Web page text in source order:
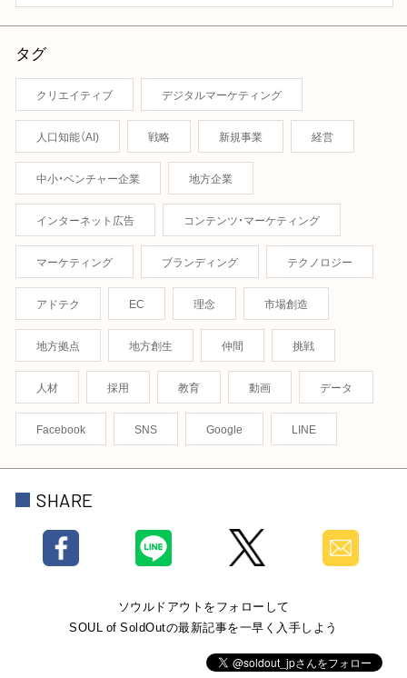
タグ
クリエイティブ デジタルマーケティング
人口知能（AI) 戦略 新規事業 経営
中小・ベンチャー企業 地方企業
インターネット広告 コンテンツ・マーケティング
マーケティング ブランディング テクノロジー
アドテク EC 理念 市場創造
地方拠点 地方創生 仲間 挑戦
人材 採用 教育 動画 データ
Facebook SNS Google LINE
SHARE
ソウルドアウトをフォローして
SOUL of SoldOutの最新記事を一早く入手しよう